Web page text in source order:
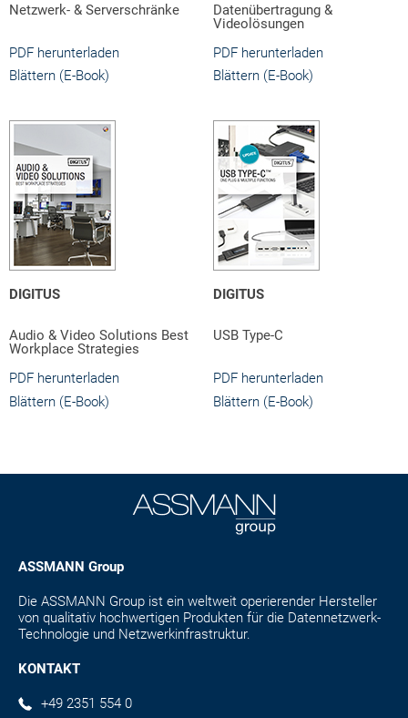
Netzwerk- & Serverschränke
PDF herunterladen
Blättern (E-Book)
Datenübertragung &
Videolösungen
PDF herunterladen
Blättern (E-Book)
DIGITUS
Audio & Video Solutions Best
Workplace Strategies
PDF herunterladen
Blättern (E-Book)
DIGITUS
USB Type-C
PDF herunterladen
Blättern (E-Book)
ASSMANN Group
Die ASSMANN Group ist ein weltweit operierender Hersteller
von qualitativ hochwertigen Produkten für die Datennetzwerk-
Technologie und Netzwerkinfrastruktur.
KONTAKT
+49 2351 554 0